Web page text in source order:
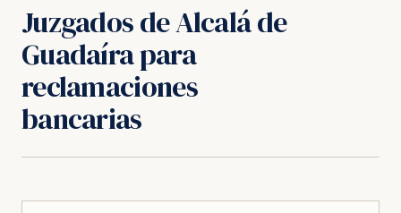
Juzgados de Alcalá de
Guadaíra para
reclamaciones
bancarias